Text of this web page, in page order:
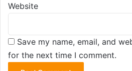
Website
Save my name, email, and
for the next time I comment.